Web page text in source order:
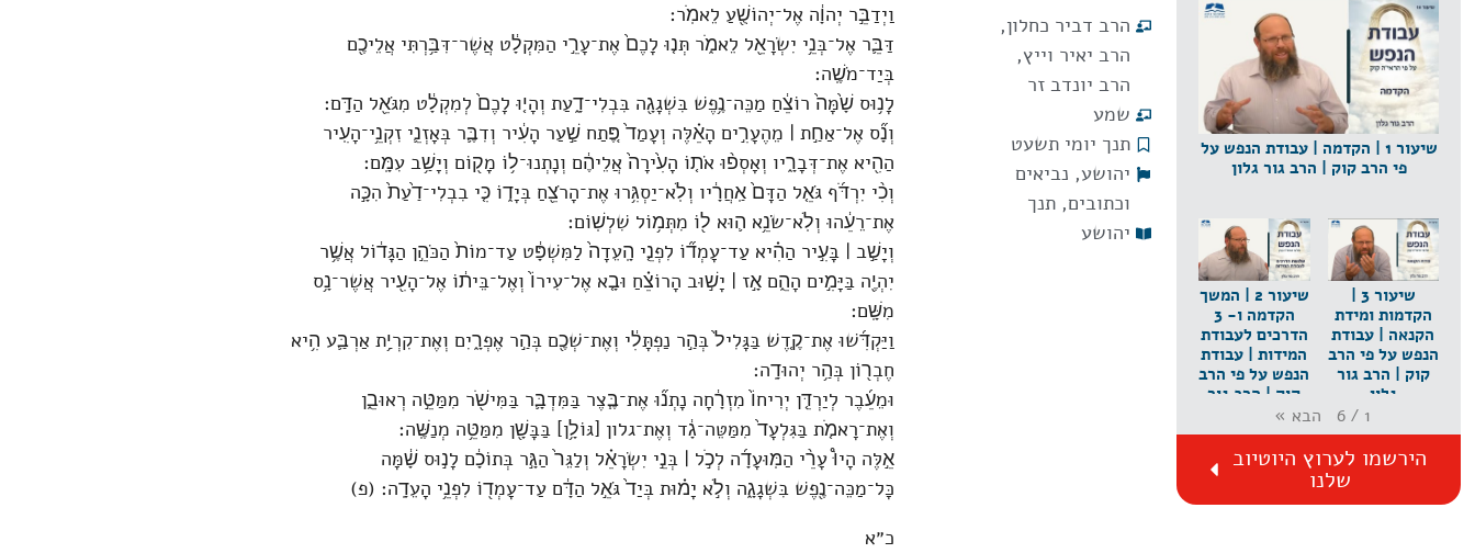
שיעור 1 | הקדמה | עבודת הנפש על
פי הרב קוק | הרב גור גלון
שיעור 2 | המשך
הקדמה ו- 3
הדרכים לעבודת
המידות | עבודת
הנפש על פי הרב
קוק | הרב גור
הקדמות ומידת
הקנאה | עבודת
הנפש על פי הרב
קוק | הרב גור
גלון
1
/
6 הבא »
הירשמו לערוץ היוטיוב
שלנו
הרב דביר כחלון,
הרב יאיר וייץ,
הרב יונדב זר
שמע
תנך יומי תשעט
יהושע, נביאים
וכתובים, תנך
יהושע
וַיְדַבֵּ֣ר יְהוָ֔ה אֶל־יְהוֹשֻׁ֖עַ לֵאמֹֽר׃
דַּבֵּ֛ר אֶל־בְּנֵ֥י יִשְׂרָאֵ֖ל לֵאמֹ֑ר תְּנ֤וּ לָכֶם֙ אֶת־עָרֵ֣י הַמִּקְלָ֔ט אֲשֶׁר־דִּבַּ֥רְתִּי אֲלֵיכֶ֖ם
בְּיַד־מֹשֶֽׁה׃
לָנ֥וּס שָׁ֙מָּה֙ רוֹצֵ֔חַ מַכֵּה־נֶ֥פֶשׁ בִּשְׁגָגָ֖ה בִּבְלִי־דָ֑עַת וְהָי֤וּ לָכֶם֙ לְמִקְלָ֔ט מִגֹּאֵ֖ל הַדָּֽם׃
וְנָ֞ס אֶל־אַחַ֣ת ׀ מֵהֶעָרִ֣ים הָאֵ֗לֶּה וְעָמַד֙ פֶּ֚תַח שַׁ֣עַר הָעִ֔יר וְדִבֶּ֛ר בְּאָזְנֵ֛י זִקְנֵ֥י־הָעִֽיר
הַהִ֖יא אֶת־דְּבָרָ֑יו וְאָסְפ֨וּ אֹת֤וֹ הָעִ֙ירָה֙ אֲלֵיהֶ֔ם וְנָתְנוּ־ל֥וֹ מָק֖וֹם וְיָשַׁ֥ב עִמָּֽם׃
וְכִ֨י יִרְדֹּ֜ף גֹּאֵ֤ל הַדָּם֙ אַֽחֲרָ֔יו וְלֹֽא־יַסְגִּ֥רוּ אֶת־הָרֹצֵ֖חַ בְּיָד֑וֹ כִּ֤י בִבְלִי־דַ֙עַת֙ הִכָּ֣ה
אֶת־רֵעֵ֔הוּ וְלֹֽא־שֹׂנֵ֥א ה֛וּא ל֖וֹ מִתְּמ֥וֹל שִׁלְשֽׁוֹם׃
וְיָשַׁ֣ב ׀ בָּעִ֣יר הַהִ֗יא עַד־עָמְד֞וֹ לִפְנֵ֤י הָֽעֵדָה֙ לַמִּשְׁפָּ֔ט עַד־מוֹת֙ הַכֹּהֵ֣ן הַגָּד֔וֹל אֲשֶׁ֥ר
יִהְיֶ֖ה בַּיָּמִ֣ים הָהֵ֑ם אָ֣ז ׀ יָשׁ֣וּב הָרוֹצֵ֗חַ וּבָ֤א אֶל־עִירוֹ֙ וְאֶל־בֵּית֔וֹ אֶל־הָעִ֖יר אֲשֶׁר־נָ֥ס
מִשָּֽׁם׃
וַיַּקְדִּ֜שׁוּ אֶת־קֶ֤דֶשׁ בַּגָּלִיל֙ בְּהַ֣ר נַפְתָּלִ֔י וְאֶת־שְׁכֶ֖ם בְּהַ֣ר אֶפְרָ֑יִם וְאֶת־קִרְיַ֥ת אַרְבַּ֛ע הִ֥יא
חֶבְר֖וֹן בְּהַ֥ר יְהוּדָֽה׃
וּמֵעֵ֜בֶר לְיַרְדֵּ֤ן יְרִיחוֹ֙ מִזְרָ֔חָה נָתְנ֞וּ אֶת־בֶּ֧צֶר בַּמִּדְבָּ֛ר בַּמִּישֹׁ֖ר מִמַּטֵּ֣ה רְאוּבֵ֑ן
וְאֶת־רָאמֹ֤ת בַּגִּלְעָד֙ מִמַּטֵּה־גָ֔ד וְאֶת־גלון [גּוֹלָ֥ן] בַּבָּשָׁ֖ן מִמַּטֵּ֥ה מְנַשֶּֽׁה׃
אֵ֣לֶּה הָיוּ֩ עָרֵ֨י הַמּֽוּעָדָ֜ה לְכֹ֣ל ׀ בְּנֵ֣י יִשְׂרָאֵ֗ל וְלַגֵּר֙ הַגָּ֣ר בְּתוֹכָ֔ם לָנ֣וּס שָׁ֔מָּה
כָּל־מַכֵּה־נֶ֖פֶשׁ בִּשְׁגָגָ֑ה וְלֹ֣א יָמ֗וּת בְּיַד֙ גֹּאֵ֣ל הַדָּ֔ם עַד־עָמְד֖וֹ לִפְנֵ֥י הָעֵדָֽה׃ (פ)
כ״א